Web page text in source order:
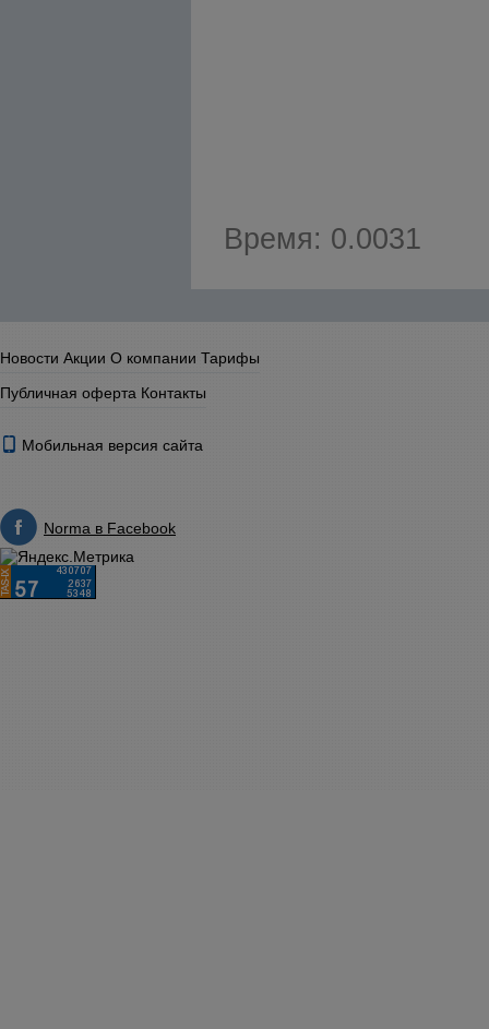
Время: 0.0031
Новости Акции О компании Тарифы
Публичная оферта Контакты
Мобильная версия сайта
Norma в Facebook